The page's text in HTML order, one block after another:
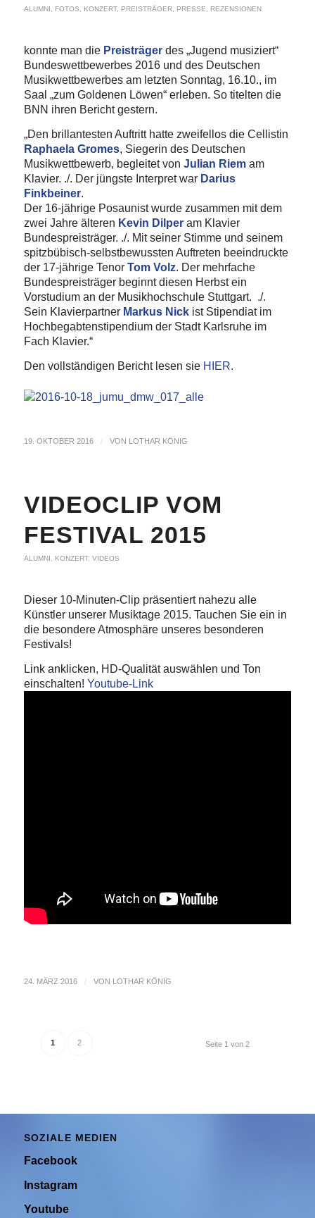
ALUMNI FOTOS KONZERT, PREISTRÄGER, PRESSE REZENSIONEN
konnte man die Preisträgerdes „Jugend musiziert“
Bundeswettbewerbes 2016 und des Deutschen
Musikwettbewerbes am letzten Sonntag, 16.10., im
Saal „zum Goldenen Löwen“ erleben. So titelten die
BNN ihren Bericht gestern.
„Den brillantesten Auftritt hatte zweifellos die Cellistin
Raphaela Gromes, Siegerin des Deutschen
Musikwettbewerb, begleitet von Julian Riemam
Klavier. ./. Der jüngste Interpret war Darius
Finkbeiner.
Der 16-jährige Posaunist wurde zusammen mit dem
zwei Jahre älteren Kevin Dilperam Klavier
Bundespreisträger. ./. Mit seiner Stimme und seinem
spitzbübisch-selbstbewussten Auftreten beeindruckte
der 17-jährige Tenor Tom Volz. Der mehrfache
Bundespreisträger beginnt diesen Herbst ein
Vorstudium an der Musikhochschule Stuttgart. ./.
Sein Klavierpartner Markus Nickist Stipendiat im
Hochbegabtenstipendium der Stadt Karlsruhe im
Fach Klavier.“
Den vollständigen Bericht lesen sie HIER.
19. OKTOBER 2016 / VON LOTHAR KÖNIG
VIDEOCLIP VOM
FESTIVAL 2015
ALUMNI KONZERT, VIDEOS
Dieser 10-Minuten-Clip präsentiert nahezu alle
Künstler unserer Musiktage 2015. Tauchen Sie ein in
die besondere Atmosphäre unseres besonderen
Festivals!
Link anklicken, HD-Qualität auswählen und Ton
einschalten! Youtube-Link
24. MÄRZ 2016 / VON LOTHAR KÖNIG
Seite 1 von 2
1 2
SOZIALE MEDIEN
Facebook
Instagram
Youtube